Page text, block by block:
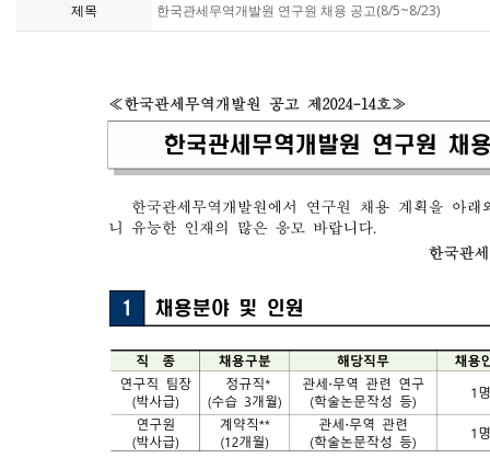
제목 한국관세무역개발원 연구원 채용 공고(8/5~8/23)